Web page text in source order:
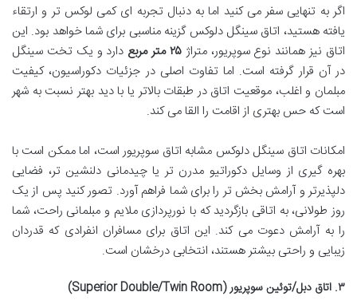
اگر به تنهایی سفر می کنید اما به دنبال تجربه ای کمی لوکس تر و ارتقاء
یافته هستید، اتاق سینگل دلوکس گزینه مناسبی برای شما خواهد بود. این
اتاق نیز همانند نوع سوپریور، متراژ۲۵ متر مربع
دارد و یک تخت سینگل
در آن قرار گرفته است. اما تفاوت اصلی در جزئیات دکوراسیون، کیفیت
مبلمان و اغلب، موقعیت اتاق در طبقات بالاتر یا با دید بهتر نسبت به شهر
است که حس بهتری از اقامت را القا می کند.
امکانات اتاق سینگل دلوکس مشابه اتاق سوپریور است، اما ممکن است با
بهره گیری از وسایل دکوراتیو مدرن تر یا چیدمانی دلنشین تر، فضایی
دلپذیرتر و آرامش بخش تر را برای شما فراهم آورد. تصور کنید پس از یک
روز طولانی، به اتاقی بازگردید که با نورپردازی ملایم و مبلمانی راحت، شما
را به آرامش دعوت می کند. این اتاق برای مسافران انفرادی که قدردان
زیبایی و راحتی بیشتر هستند، انتخابی درخشان است.
۳. اتاق دبل/توئین سوپریور (Superior Double/Twin Room)